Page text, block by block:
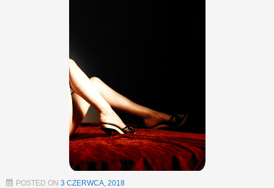
POSTED ON 3 CZERWCA, 2018